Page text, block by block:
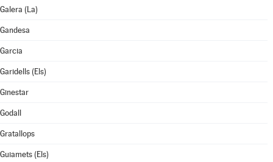
Galera (La)
Gandesa
Garcia
Garidells (Els)
Ginestar
Godall
Gratallops
Guiamets (Els)